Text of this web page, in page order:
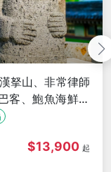
拏山、非常律師
客、鮑魚海鮮美
$13,900 起